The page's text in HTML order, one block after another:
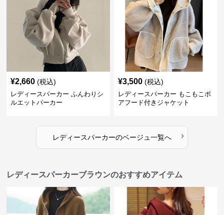
¥2,660 (税込)
レディースパーカー ふんわりシ
ルエットパーカー
¥3,500 (税込)
レディースパーカー もこもこボ
アフード付きジャケット
レディースパーカーのベージュ 一覧へ ›
レディースパーカーブラウンのおすすめアイテム